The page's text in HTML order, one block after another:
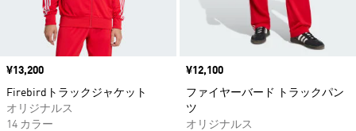
価格
¥13,200
Firebirdトラックジャケット
オリジナルス
14 カラー
価格
¥12,100
ファイヤーバード トラックパン
ツ
オリジナルス